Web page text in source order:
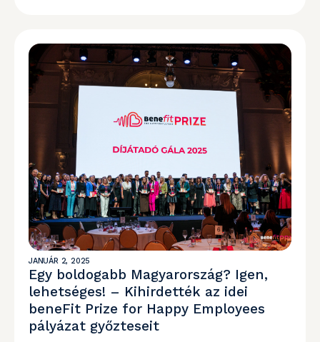
JANUÁR 2, 2025
Egy boldogabb Magyarország? Igen,
lehetséges! – Kihirdették az idei
beneFit Prize for Happy Employees
pályázat győzteseit